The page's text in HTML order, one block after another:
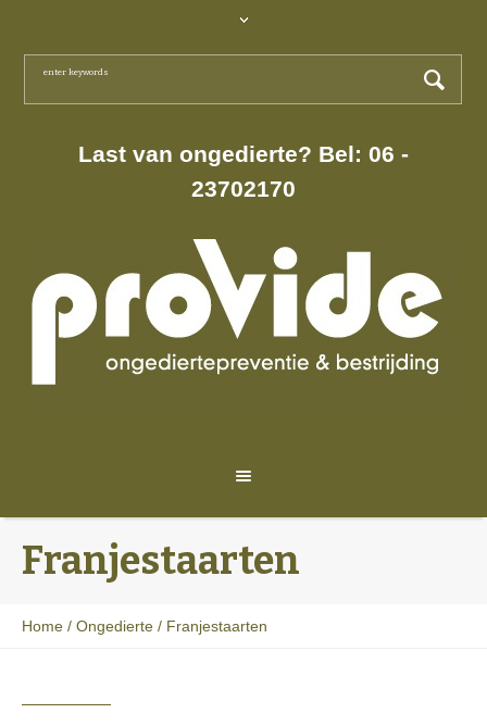
Last van ongedierte? Bel: 06 -
23702170
Franjestaarten
Home / Ongedierte / Franjestaarten